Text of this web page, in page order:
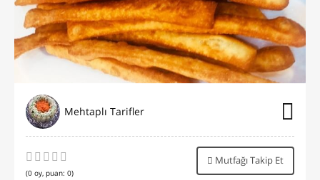
Mehtaplı Tarifler
(0 oy, puan: 0)
Mutfağı Takip Et